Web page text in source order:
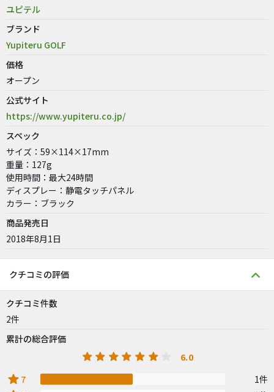
ユピテル
ブランド
Yupiteru GOLF
価格
オープン
公式サイト
https://www.yupiteru.co.jp/
スペック
サイズ：59×114×17mm
重量：127g
使用時間：最大24時間
ディスプレー：静電タッチパネル
カラー：ブラック
商品発売日
2018年8月1日
クチコミの評価
クチコミ件数
2件
累計の総合評価
6.0
star 7 1件